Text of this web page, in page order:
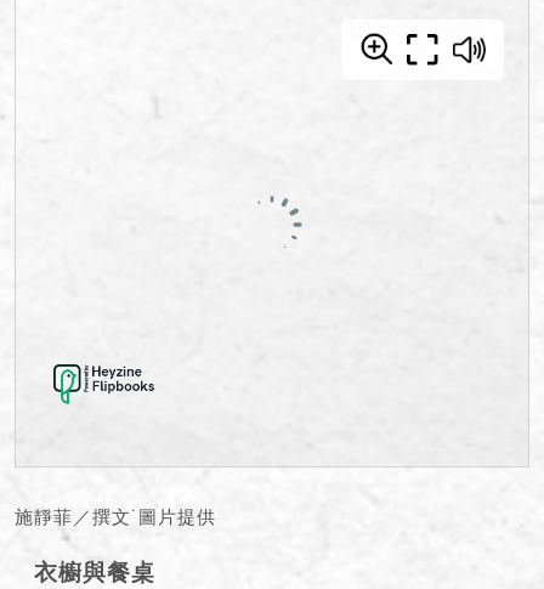
施靜菲／撰文˙圖片提供
衣櫥與餐桌